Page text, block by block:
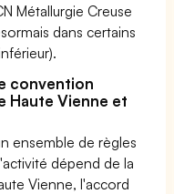
Métallurgie Creuse
dans certains
convention
Haute Vienne et
ensemble de règles
dépend de la
Vienne, l'accord